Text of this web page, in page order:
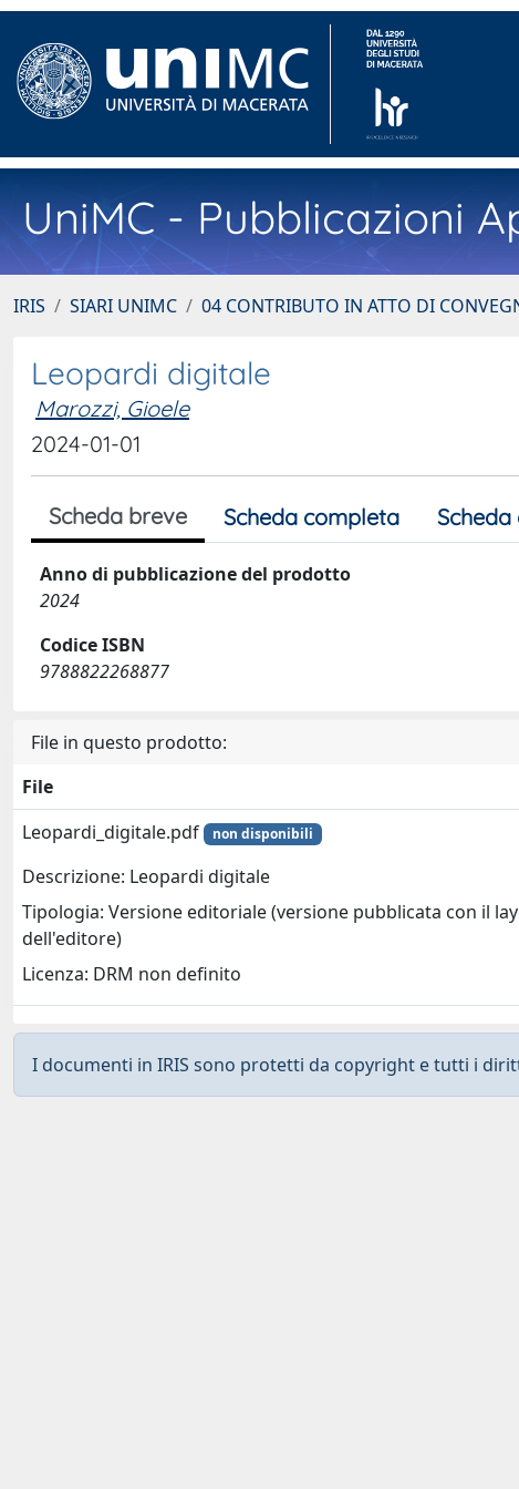
UniMC - Pubblicazioni
IRIS SIARI UNIMC 04 CONTRIBUTO IN ATTO DI
Leopardi digitale
Marozzi, Gioele
2024-01-01
Scheda breve Scheda completa
Anno di pubblicazione del prodotto
2024
Codice ISBN
9788822268877
File in questo prodotto:
File
Leopardi_digitale.pdf
non disponibili
Descrizione: Leopardi digitale
Tipologia: Versione editoriale (versione pubblicata con il
dell'editore)
Licenza: DRM non definito
I documenti in IRIS sono protetti da copyright e tutti i